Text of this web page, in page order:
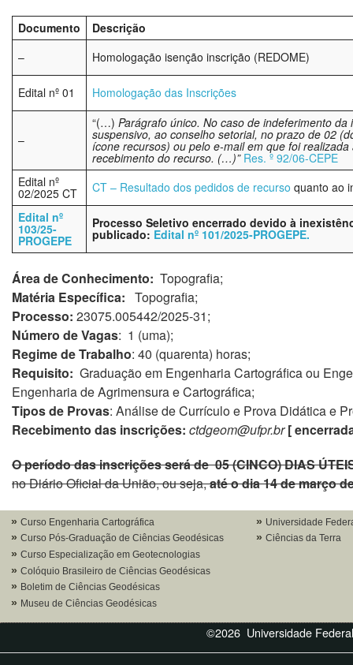
Documento
Descrição
–
Homologação isenção inscrição (REDOME)
Edital nº 01 Homologação das Inscrições
–
“(…) Parágrafo único. No caso de indeferimento
suspensivo, ao conselho setorial, no prazo de 02
ícone recursos) ou pelo e-mail em que foi
recebimento do recurso. (…)” Res. º 92/06-CEPE
Edital nº
02/2025 CT CT – Resultado dos pedidos de recurso quanto ao
Edital nº
103/25-
PROGEPE
Processo Seletivo encerrado devido à
publicado: Edital nº 101/2025-PROGEPE.
Área de Conhecimento: Topografia;
Matéria Específica: Topografia;
Processo: 23075.005442/2025-31;
Número de Vagas: 1 (uma);
Regime de Trabalho: 40 (quarenta) horas;
Requisito: Graduação em Engenharia Cartográfica ou
Engenharia de Agrimensura e Cartográfica;
Tipos de Provas: Análise de Currículo e Prova Didática e
Recebimento das inscrições: ctdgeom@ufpr.br [
O período das inscrições será de05 (CINCO)DIAS
no Diário Oficial da União, ou seja,até o dia 14 de março
Curso Engenharia Cartográfica
Curso Pós-Graduação de Ciências Geodésicas
Curso Especialização em Geotecnologias
Colóquio Brasileiro de Ciências Geodésicas
Boletim de Ciências Geodésicas
Museu de Ciências Geodésicas
Universidade
Ciências da Terra
©2026 Universidade